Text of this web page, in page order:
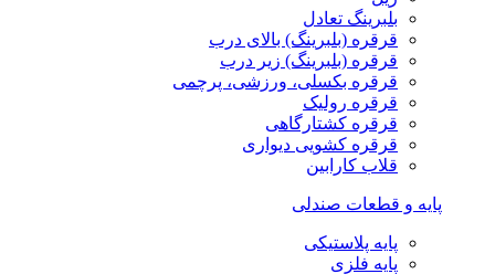
بلبرینگ تعادل
قرقره (بلبرینگ) بالای درب
قرقره (بلبرینگ) زیر درب
قرقره بکسلی، ورزشی، پرچمی
قرقره رولیک
قرقره کشتارگاهی
قرقره کشویی دیواری
قلاب کارابین
پایه و قطعات صندلی
پایه پلاستیکی
پایه فلزی